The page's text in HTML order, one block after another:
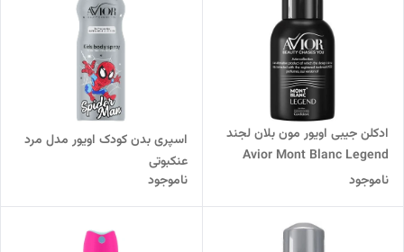
ادکلن جیبی اویور مون بلان لجند
Avior Mont Blanc Legend
ناموجود
اسپری بدن کودک اویور مدل مرد
عنکبوتی
ناموجود